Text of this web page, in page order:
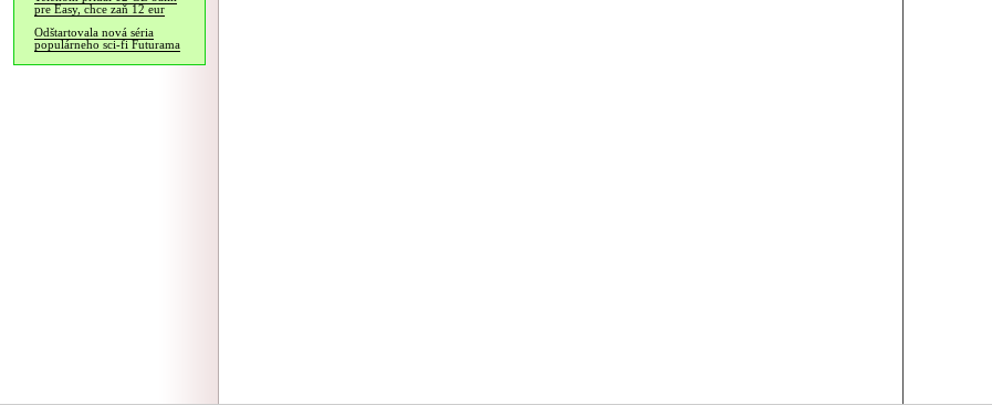
pre Easy, chce zaň 12 eur
Odštartovala nová séria
populárneho sci-fi Futurama